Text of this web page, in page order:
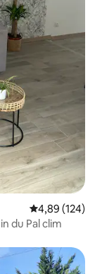
Note
4,89 (124)
du Pal clim